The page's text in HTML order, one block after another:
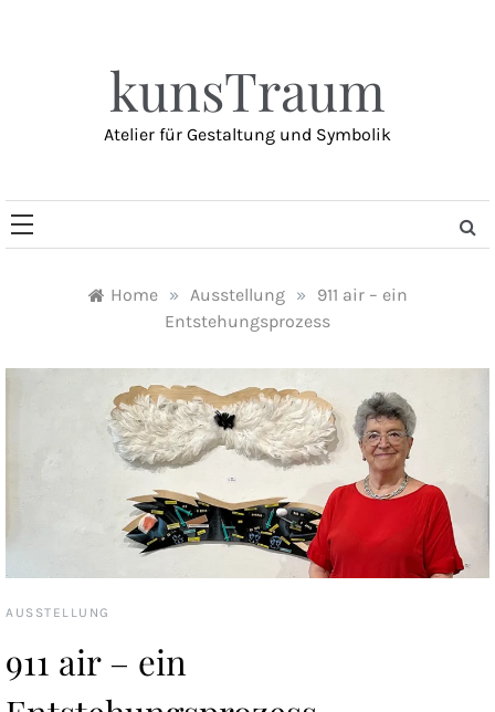
kunsTraum
Atelier für Gestaltung und Symbolik
Home » Ausstellung »
911 air – ein
Entstehungsprozess
AUSSTELLUNG
911 air – ein